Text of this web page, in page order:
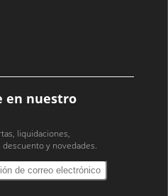
en nuestro
liquidaciones,
y novedades.